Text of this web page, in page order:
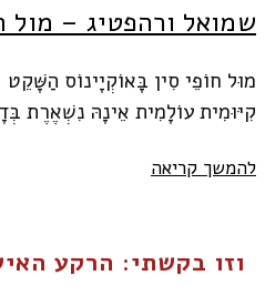
—
שני
שירים
שמואל ורהפטיג – מול
מוּל חוֹפֵי סִין בָּאוֹקְיָינוֹס
קִיּוּמִית עוֹלָמִית אֵינָהּ נִשְׁאֶרֶת
להמשך קריאה
חופי
וזו בקשתי: הרקע